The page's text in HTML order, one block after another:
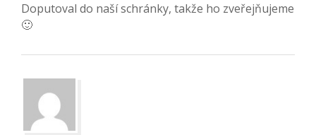
Doputoval do naší schránky, takže ho zveřejňujeme
🙂